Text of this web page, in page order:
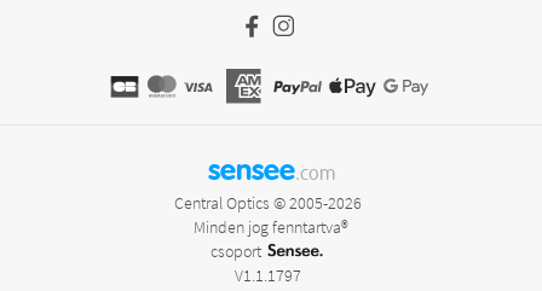
sensee.com
Central Optics © 2005-2026
Minden jog fenntartva®
csoport
V1.1.1797